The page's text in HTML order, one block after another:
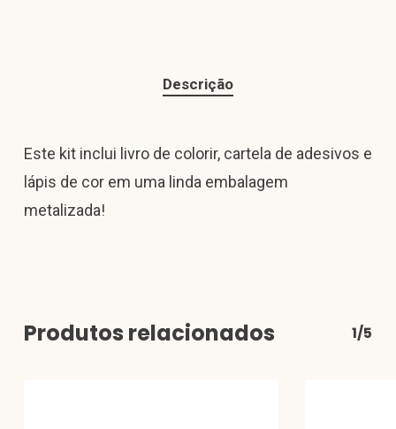
Descrição
Este kit inclui livro de colorir, cartela de adesivos e
lápis de cor em uma linda embalagem
metalizada!
Produtos relacionados 1/5